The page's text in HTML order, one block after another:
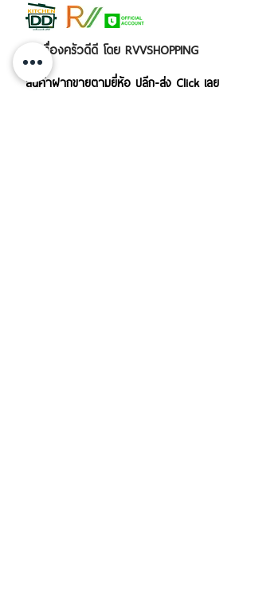
เครื่องครัวดีดี โดย RVVSHOPPING
สินค้าฝากขายตามยี่ห้อ ปลีก-ส่ง Click เลย